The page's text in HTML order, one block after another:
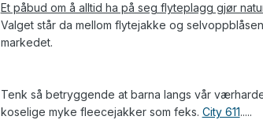
Et påbud om å alltid ha på seg flyteplagg gjør
Valget står da mellom flytejakke og
markedet.
Tenk så betryggende at barna langs vår
koselige myke fleecejakker som feks. City 611.....